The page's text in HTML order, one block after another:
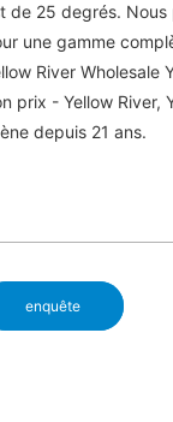
de 25 degrés. Nous
une gamme
River Wholesale
prix - Yellow River,
depuis 21 ans.
enquête